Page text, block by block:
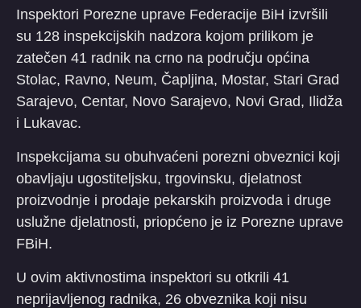
Inspektori Porezne uprave Federacije BiH izvršili
su 128 inspekcijskih nadzora kojom prilikom je
zatečen 41 radnik na crno na području općina
Stolac, Ravno, Neum, Čapljina, Mostar, Stari Grad
Sarajevo, Centar, Novo Sarajevo, Novi Grad, Ilidža
i Lukavac.
Inspekcijama su obuhvaćeni porezni obveznici koji
obavljaju ugostiteljsku, trgovinsku, djelatnost
proizvodnje i prodaje pekarskih proizvoda i druge
uslužne djelatnosti, priopćeno je iz Porezne uprave
FBiH.
U ovim aktivnostima inspektori su otkrili 41
neprijavljenog radnika, 26 obveznika koji nisu